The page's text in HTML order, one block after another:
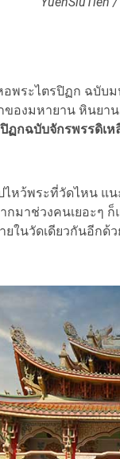
ระไตรปิฏก ฉบับ
ของมหายาน หินย
ฏกฉบับจักรพรรดิเห
หว้พระที่วัดไหน แ
กมาช่วงคนเยอะๆ
ในวัดเดียวกันอีกด้ว